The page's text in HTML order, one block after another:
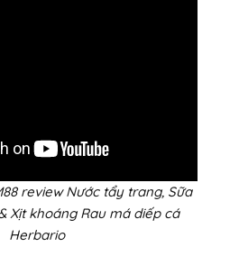
review Nước tẩy trang, Sữa
Xịt khoáng Rau má diếp cá
Herbario